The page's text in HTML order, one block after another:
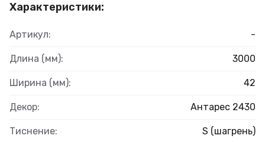
Характеристики:
Артикул: -
Длина (мм): 3000
Ширина (мм): 42
Декор: Антарес 2430
Тиснение: S (шагрень)